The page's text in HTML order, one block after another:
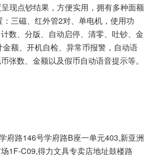
现点钞结果，方便实用，拥有多种面额
三磁、红外管2对、单电机，使用功
数、分版、自动启停、清零、吐钞、金
额、开机自检、异常币报警，自动语
张数、金额以及假币自动语音提示等。
府路146号学府路B座一单元403,新亚洲
1F-C09,得力文具专卖店地址鼓楼路